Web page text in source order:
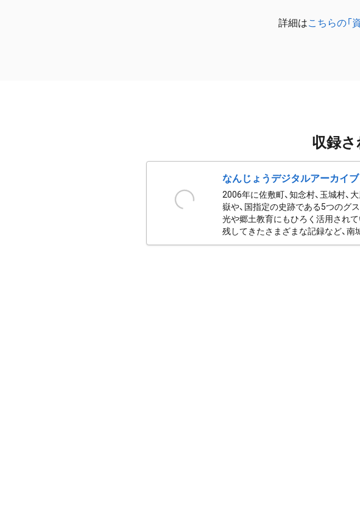
詳細はこちらの「
収録
なんじょうデジタルアーカイブ
2006年に佐敷町、知念村、玉城村
嶽や、国指定の史跡である5つのグ
光や郷土教育にもひろく活用されて
残してきたさまざまな記録など、南